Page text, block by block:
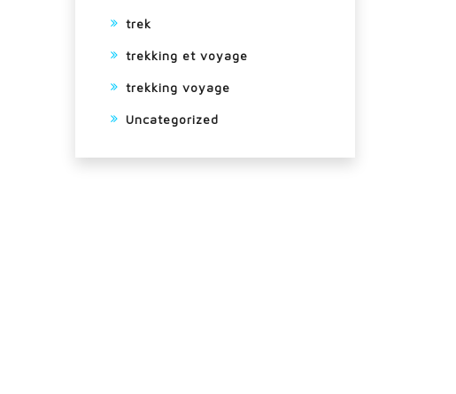
trek
trekking et voyage
trekking voyage
Uncategorized